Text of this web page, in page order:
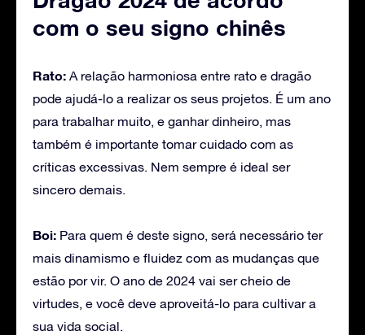
com o seu signo chinês
Rato: A relação harmoniosa entre rato e dragão
pode ajudá-lo a realizar os seus projetos. É um ano
para trabalhar muito, e ganhar dinheiro, mas
também é importante tomar cuidado com as
críticas excessivas. Nem sempre é ideal ser
sincero demais.
Boi: Para quem é deste signo, será necessário ter
mais dinamismo e fluidez com as mudanças que
estão por vir. O ano de 2024 vai ser cheio de
virtudes, e você deve aproveitá-lo para cultivar a
sua vida social.